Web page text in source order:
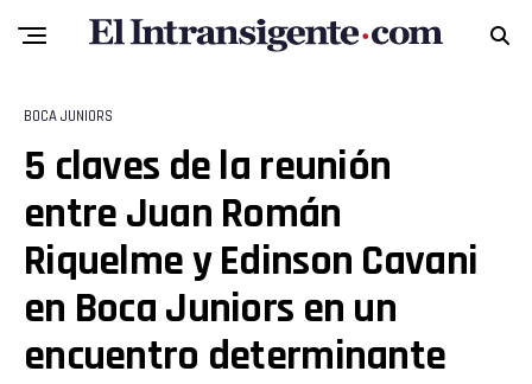
BOCA JUNIORS
5 claves de la reunión
entre Juan Román
Riquelme y Edinson Cavani
en Boca Juniors en un
encuentro determinante
Flipboard